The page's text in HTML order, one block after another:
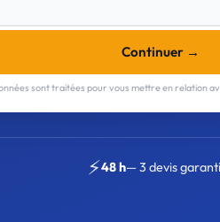
Continuer →
sont traitées pour vous mettre en relation
⚡48 h— 3 devis